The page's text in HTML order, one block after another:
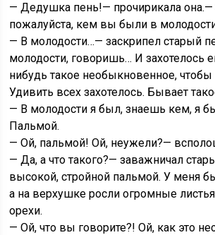
— Дедушка пень!— прочирикала она.—
пожалуйста, кем вы были в
— В молодости…— заскрипел старый
молодости, говоришь… И захотелось
нибудь такое необыкновенное, чтобы
Удивить всех захотелось. Бывает
— В молодости я был, знаешь кем, я
Пальмой.
— Ой, пальмой! Ой, неужели?—
— Да, а что такого?— заважничал
высокой, стройной пальмой. У меня
а на верхушке росли огромные
орехи.
— Ой, что вы говорите?! Ой, как это